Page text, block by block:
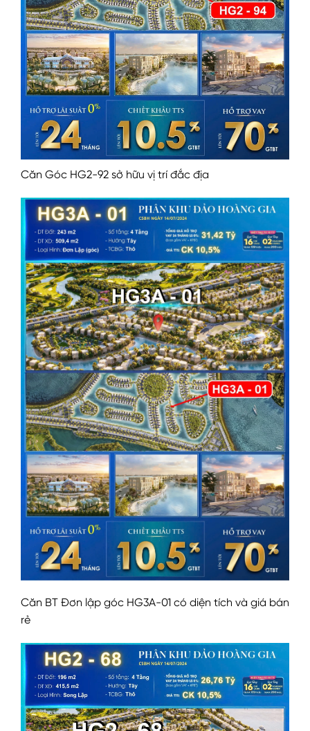
Căn Góc HG2-92 sở hữu vị trí đắc địa
Căn BT Đơn lập góc HG3A-01 có diện tích và giá bán
rẻ